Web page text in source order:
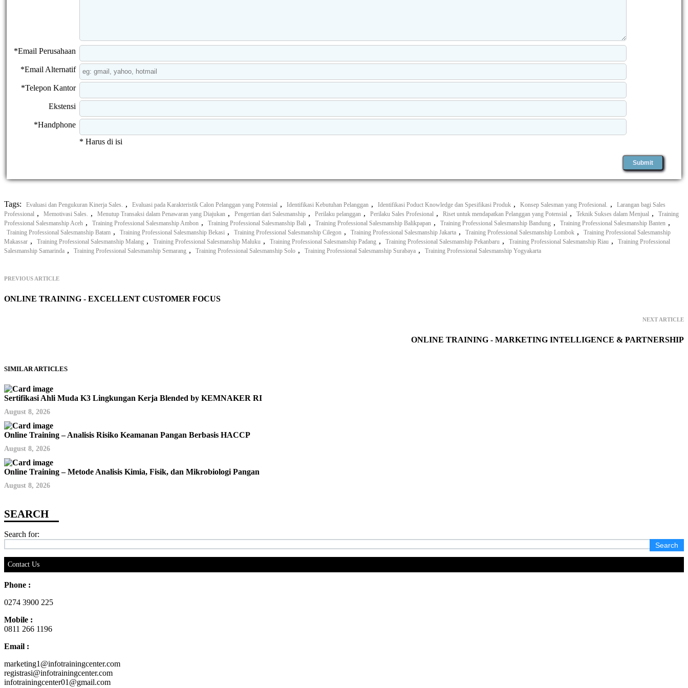
*Email Perusahaan
*Email Alternatif
*Telepon Kantor
Ekstensi
*Handphone
* Harus di isi
Tags: Evaluasi dan Pengukuran Kinerja Sales. , Evaluasi pada Karakteristik Calon Pelanggan yang Potensial , Identifikasi Kebutuhan Pelanggan , Identifikasi Poduct Knowledge dan Spesifikasi Produk , Konsep Salesman yang Profesional. ,
Larangan bagi Sales
Professional , Memotivasi Sales. , Menutup Transaksi dalam Penawaran yang Diajukan , Pengertian dari Salesmanship , Perilaku pelanggan , Perilaku Sales Profesional , Riset untuk mendapatkan Pelanggan yang Potensial , Teknik Sukses dalam Menjual ,
Training
Professional Salesmanship Aceh , Training Professional Salesmanship Ambon , Training Professional Salesmanship Bali , Training Professional Salesmanship Balikpapan , Training Professional Salesmanship Bandung , Training Professional Salesmanship Banten ,
Training Professional Salesmanship Batam , Training Professional Salesmanship Bekasi , Training Professional Salesmanship Cilegon , Training Professional Salesmanship Jakarta , Training Professional Salesmanship Lombok ,
Training Professional Salesmanship
Makassar , Training Professional Salesmanship Malang , Training Professional Salesmanship Maluku , Training Professional Salesmanship Padang , Training Professional Salesmanship Pekanbaru , Training Professional Salesmanship Riau ,
Training Professional
Salesmanship Samarinda , Training Professional Salesmanship Semarang , Training Professional Salesmanship Solo , Training Professional Salesmanship Surabaya , Training Professional Salesmanship Yogyakarta
PREVIOUS ARTICLE
ONLINE TRAINING - EXCELLENT CUSTOMER FOCUS
NEXT ARTICLE
ONLINE TRAINING - MARKETING INTELLIGENCE & PARTNERSHIP
SIMILAR ARTICLES
Sertifikasi Ahli Muda K3 Lingkungan Kerja Blended by KEMNAKER RI
August 8, 2026
Online Training – Analisis Risiko Keamanan Pangan Berbasis HACCP
August 8, 2026
Online Training – Metode Analisis Kimia, Fisik, dan Mikrobiologi Pangan
August 8, 2026
Search for:
Contact Us
Phone :
0274 3900 225
Mobile :
0811 266 1196
Email :
marketing1@infotrainingcenter.com
registrasi@infotrainingcenter.com
infotrainingcenter01@gmail.com